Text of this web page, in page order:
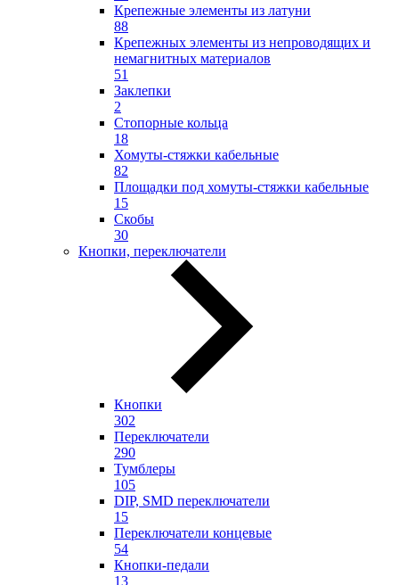
Крепежные элементы из латуни
88
Крепежных элементы из непроводящих и
немагнитных материалов
51
Заклепки
2
Стопорные кольца
18
Хомуты-стяжки кабельные
82
Площадки под хомуты-стяжки кабельные
15
Скобы
30
Кнопки, переключатели
Кнопки
302
Переключатели
290
Тумблеры
105
DIP, SMD переключатели
15
Переключатели концевые
54
Кнопки-педали
13